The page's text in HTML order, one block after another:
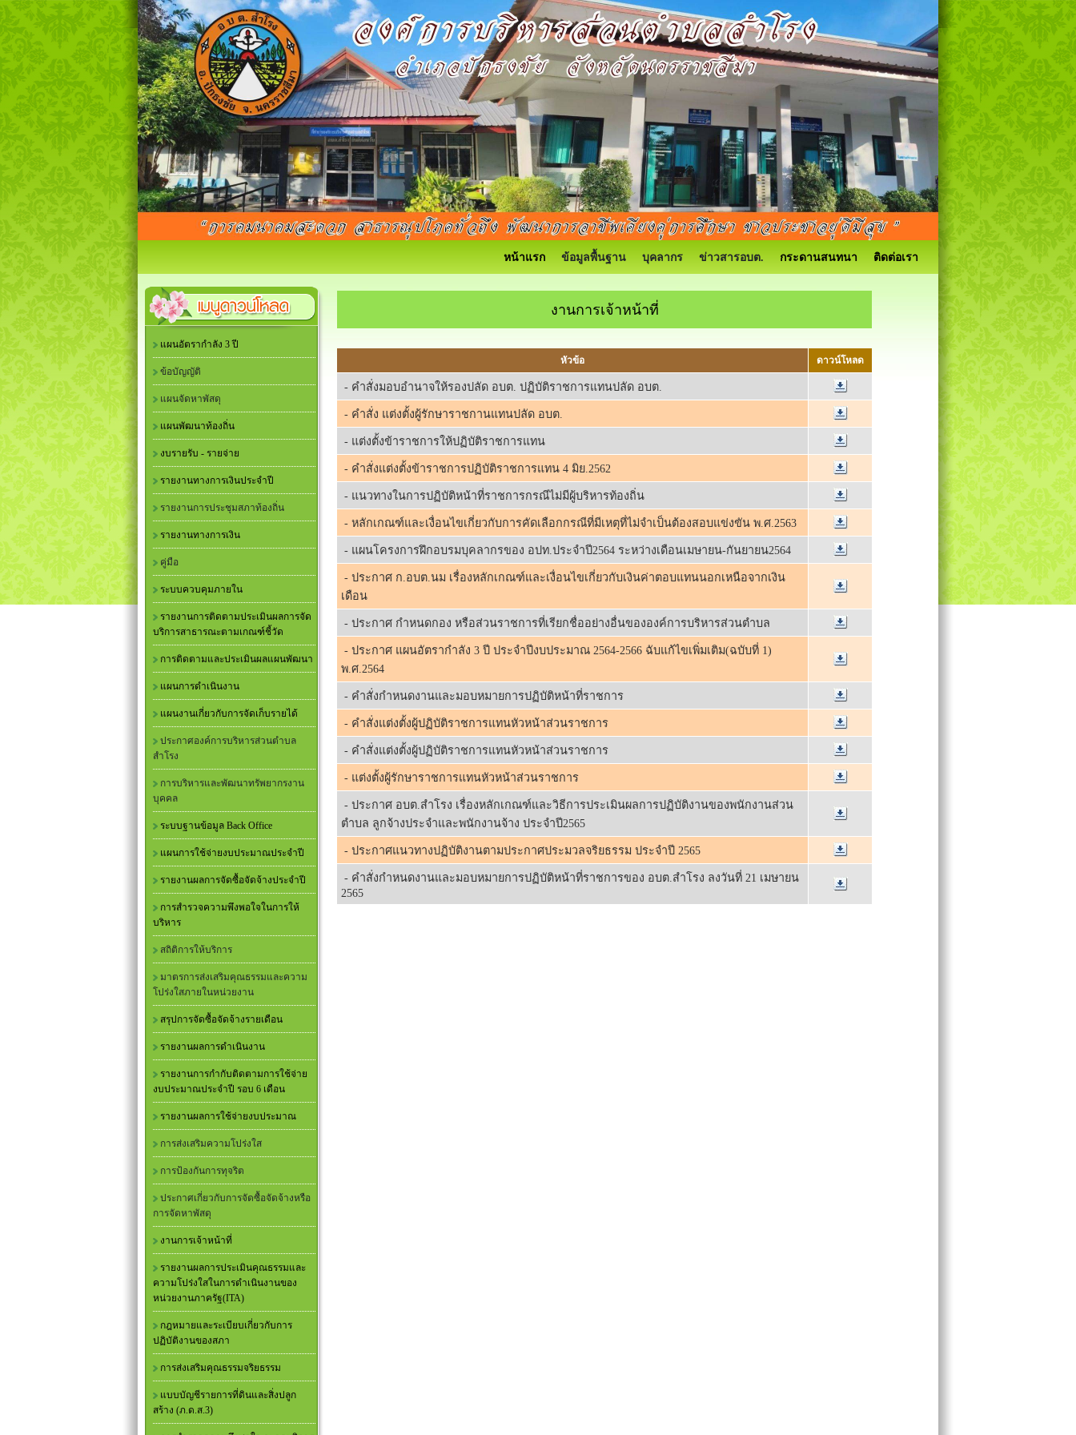
หน้าแรก ข้อมูลพื้นฐาน บุคลากร ข่าวสารอบต. กระดานสนทนา ติดต่อเรา
แผนอัตรากำลัง 3 ปี
ข้อบัญญัติ
แผนจัดหาพัสดุ
แผนพัฒนาท้องถิ่น
งบรายรับ - รายจ่าย
รายงานทางการเงินประจำปี
รายงานการประชุมสภาท้องถิ่น
รายงานทางการเงิน
คู่มือ
ระบบควบคุมภายใน
รายงานการติดตามประเมินผลการจัด
บริการสาธารณะตามเกณฑ์ชี้วัด
การติดตามและประเมินผลแผนพัฒนา
แผนการดำเนินงาน
แผนงานเกี่ยวกับการจัดเก็บรายได้
ประกาศองค์การบริหารส่วนตำบล
สำโรง
การบริหารและพัฒนาทรัพยากรงาน
บุคคล
ระบบฐานข้อมูล Back Office
แผนการใช้จ่ายงบประมาณประจำปี
รายงานผลการจัดซื้อจัดจ้างประจำปี
การสำรวจความพึงพอใจในการให้
บริหาร
สถิติการให้บริการ
มาตรการส่งเสริมคุณธรรมและความ
โปร่งใสภายในหน่วยงาน
สรุปการจัดซื้อจัดจ้างรายเดือน
รายงานผลการดำเนินงาน
รายงานการกำกับติดตามการใช้จ่าย
งบประมาณประจำปี รอบ 6 เดือน
รายงานผลการใช้จ่ายงบประมาณ
การส่งเสริมความโปร่งใส
การป้องกันการทุจริต
ประกาศเกี่ยวกับการจัดซื้อจัดจ้างหรือ
การจัดหาพัสดุ
งานการเจ้าหน้าที่
รายงานผลการประเมินคุณธรรมและ
ความโปร่งใสในการดำเนินงานของ
หน่วยงานภาครัฐ(ITA)
กฎหมายและระเบียบเกี่ยวกับการ
ปฏิบัติงานของสภา
การส่งเสริมคุณธรรมจริยธรรม
แบบบัญชีรายการที่ดินและสิ่งปลูก
สร้าง (ภ.ด.ส.3)
งานการเจ้าหน้าที่
หัวข้อ ดาวน์โหลด
- คำสั่งมอบอำนาจให้รองปลัด อบต. ปฏิบัติราชการแทนปลัด อบต.
- คำสั่ง แต่งตั้งผู้รักษาราชกานแทนปลัด อบต.
- แต่งตั้งข้าราชการให้ปฏิบัติราชการแทน
- คำสั่งแต่งตั้งข้าราชการปฏิบัติราชการแทน 4 มิย.2562
- แนวทางในการปฏิบัติหน้าที่ราชการกรณีไม่มีผู้บริหารท้องถิ่น
- หลักเกณฑ์และเงื่อนไขเกี่ยวกับการคัดเลือกกรณีที่มีเหตุที่ไม่จำเป็นต้องสอบแข่งขัน พ.ศ.2563
- แผนโครงการฝึกอบรมบุคลากรของ อปท.ประจำปี2564 ระหว่างเดือนเมษายน-กันยายน2564
- ประกาศ ก.อบต.นม เรื่องหลักเกณฑ์และเงื่อนไขเกี่ยวกับเงินค่าตอบแทนนอกเหนือจากเงิน
เดือน
- ประกาศ กำหนดกอง หรือส่วนราชการที่เรียกชื่ออย่างอื่นขององค์การบริหารส่วนตำบล
- ประกาศ แผนอัตรากำลัง 3 ปี ประจำปีงบประมาณ 2564-2566 ฉับแก้ไขเพิ่มเติม(ฉบับที่ 1)
พ.ศ.2564
- คำสั่งกำหนดงานและมอบหมายการปฏิบัติหน้าที่ราชการ
- คำสั่งแต่งตั้งผู้ปฏิบัติราชการแทนหัวหน้าส่วนราชการ
- คำสั่งแต่งตั้งผู้ปฏิบัติราชการแทนหัวหน้าส่วนราชการ
- แต่งตั้งผู้รักษาราชการแทนหัวหน้าส่วนราชการ
- ประกาศ อบต.สำโรง เรื่องหลักเกณฑ์และวิธีการประเมินผลการปฏิบัติงานของพนักงานส่วน
ตำบล ลูกจ้างประจำและพนักงานจ้าง ประจำปี2565
- ประกาศแนวทางปฏิบัติงานตามประกาศประมวลจริยธรรม ประจำปี 2565
- คำสั่งกำหนดงานและมอบหมายการปฏิบัติหน้าที่ราชการของ อบต.สำโรง ลงวันที่ 21 เมษายน
2565